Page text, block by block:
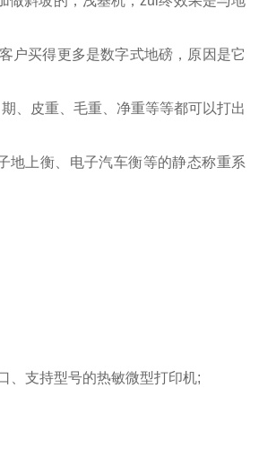
户买得更多是数字式地磅，原因是它
、皮重、毛重、净重等等都可以打出
上衡、电子汽车衡等的静态称重系
、支持型号的热敏微型打印机;